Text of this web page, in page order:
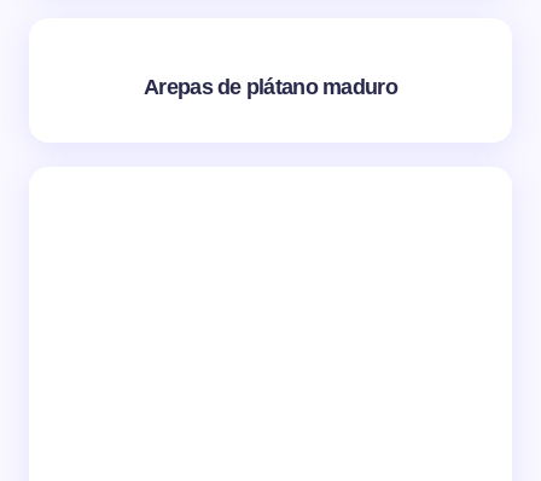
Arepas de plátano maduro